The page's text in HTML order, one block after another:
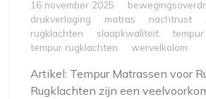
16 november 2025
drukverlaging
matras nachtrust
rugklachten
slaapkwaliteit
tempur
tempur rugklachten
wervelkolom
Artikel: Tempur Matrassen voor
Rugklachten zijn een